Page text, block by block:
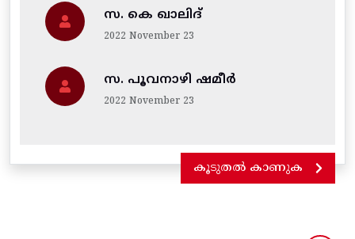
സ. കെ ഖാലിദ്
2022 November 23
സ. പൂവനാഴി ഷമീർ
2022 November 23
കൂടുതൽ കാണുക